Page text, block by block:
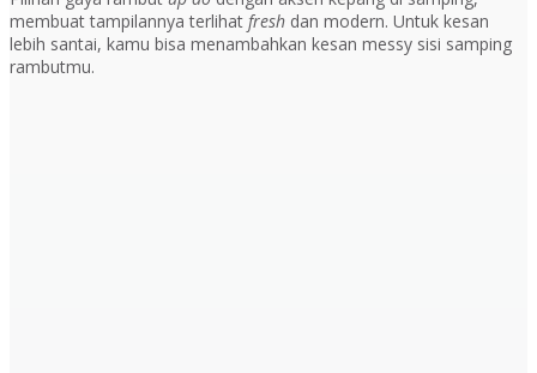
membuat tampilannya terlihat fresh dan modern. Untuk kesan
lebih santai, kamu bisa menambahkan kesan messy sisi samping
rambutmu.